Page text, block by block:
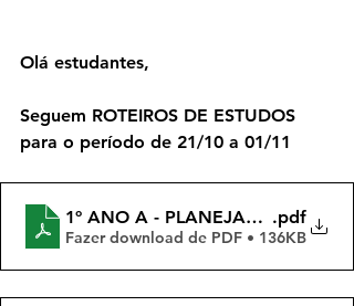
Olá estudantes,
Seguem ROTEIROS DE ESTUDOS
para o período de 21/10 a 01/11
1º ANO A - PLANEJAMENTOS
.pdf
Fazer download de PDF • 136KB